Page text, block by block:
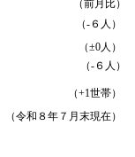
（前月比）
（-６人）
（±0人）
（-６人）
（+1世帯）
（令和８年７月末現在）